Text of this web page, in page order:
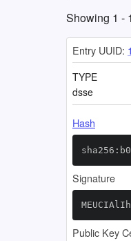
Showing 1 - 1
Entry UUID:
TYPE
dsse
Hash
Signature
Public Key